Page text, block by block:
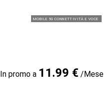
MOBILE 5G CONNETTIVITÀ E VOCE
In promo a 11.99 €/Mese